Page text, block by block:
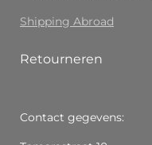
Shipping Abroad
Retourneren
Contact gegevens: